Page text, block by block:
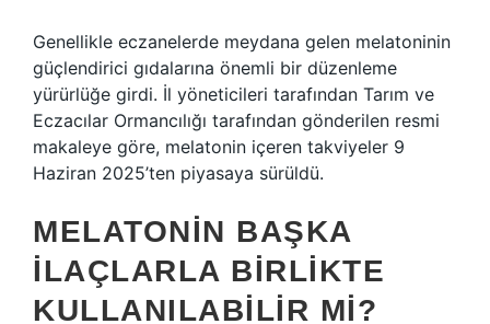
Genellikle eczanelerde meydana gelen melatoninin
güçlendirici gıdalarına önemli bir düzenleme
yürürlüğe girdi. İl yöneticileri tarafından Tarım ve
Eczacılar Ormancılığı tarafından gönderilen resmi
makaleye göre, melatonin içeren takviyeler 9
Haziran 2025’ten piyasaya sürüldü.
MELATONIN BAŞKA
ILAÇLARLA BIRLIKTE
KULLANILABILIR MI?